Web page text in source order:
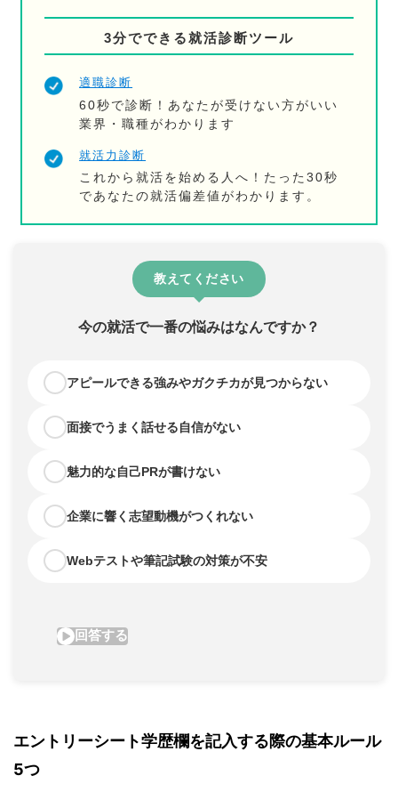
3分でできる就活診断ツール
適職診断
60秒で診断！あなたが受けない方がいい
業界・職種がわかります
就活力診断
これから就活を始める人へ！たった30秒
であなたの就活偏差値がわかります。
エントリーシート学歴欄を記入する際の基本ルール
5つ